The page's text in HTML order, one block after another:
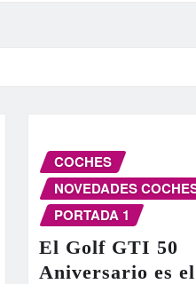
COCHES
NOVEDADES
PORTADA 1
El Golf GTI 50
Aniversario es el